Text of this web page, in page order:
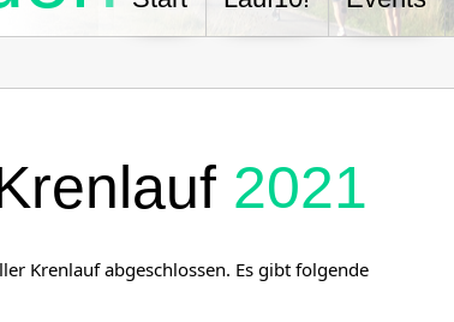
2021
Krenlauf abgeschlossen. Es gibt folgende